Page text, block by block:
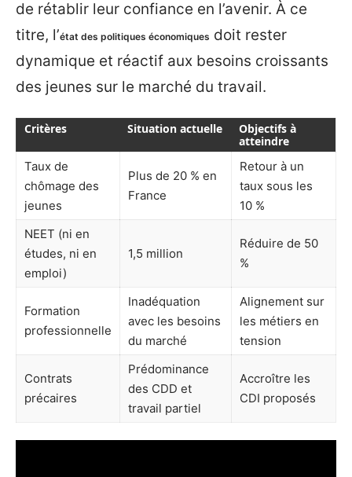
de rétablir leur confiance en l’avenir. À ce
titre, l’état des politiques économiques doit rester
dynamique et réactif aux besoins croissants
des jeunes sur le marché du travail.
Critères Situation actuelle
Objectifs à
atteindre
Taux de
chômage des
jeunes
Plus de 20 % en
France
Retour à un
taux sous les
10 %
NEET (ni en
études, ni en
emploi)
1,5 million
Réduire de 50
%
Formation
professionnelle
Inadéquation
avec les besoins
du marché
Alignement sur
les métiers en
tension
Contrats
précaires
Prédominance
des CDD et
travail partiel
Accroître les
CDI proposés